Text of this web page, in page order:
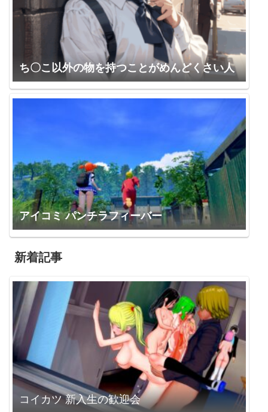
ち〇こ以外の物を持つことがめんどくさい人
アイコミ パンチラフィーバー
新着記事
コイカツ 新入生の歓迎会